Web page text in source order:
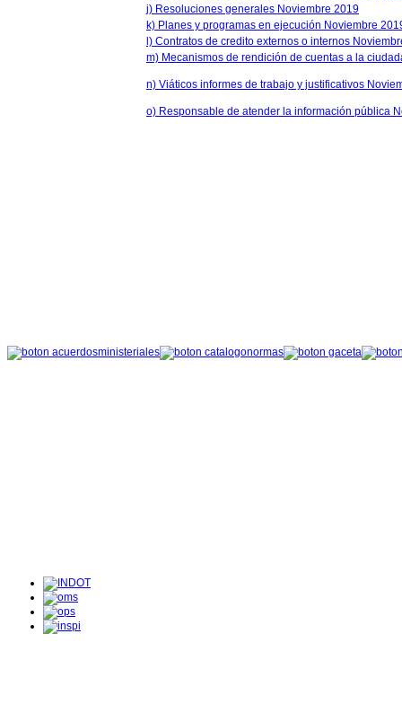
j) Resoluciones generales Noviembre 2019
k) Planes y programas en ejecución Noviembre
l) Contratos de credito externos o internos
m) Mecanismos de rendición de cuentas a la
n) Viáticos informes de trabajo y justificativos
o) Responsable de atender la información pública